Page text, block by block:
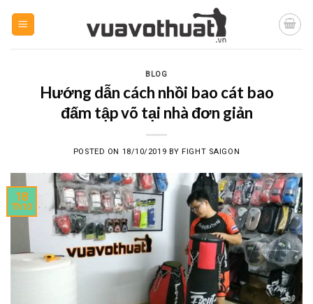
BLOG
Hướng dẫn cách nhồi bao cát bao
đấm tập võ tại nhà đơn giản
POSTED ON 18/10/2019 BYFIGHT SAIGON
18
Th10